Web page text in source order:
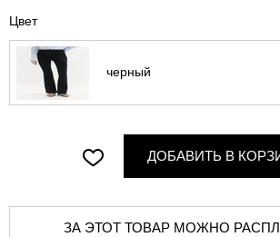
Цвет
черный
ДОБАВИТЬ В
ЗА ЭТОТ ТОВАР МОЖНО РАСПЛАТИТЬСЯ